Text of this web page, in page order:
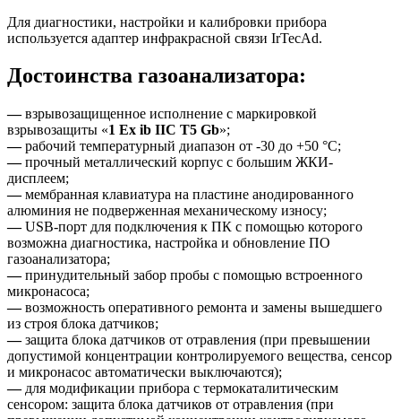
Для диагностики, настройки и калибровки прибора
используется адаптер инфракрасной связи IrTecAd.
Достоинства газоанализатора:
—взрывозащищенное исполнение с маркировкой
взрывозащиты «1 Ex ib IIC T5 Gb»;
—рабочий температурный диапазон от -30 до +50 °C;
—прочный металлический корпус с большим ЖКИ-
дисплеем;
—мембранная клавиатура на пластине анодированного
алюминия не подверженная механическому износу;
—USB-порт для подключения к ПК с помощью которого
возможна диагностика, настройка и обновление ПО
газоанализатора;
—принудительный забор пробы с помощью встроенного
микронасоса;
—возможность оперативного ремонта и замены вышедшего
из строя блока датчиков;
—защита блока датчиков от отравления (при превышении
допустимой концентрации контролируемого вещества, сенсор
и микронасос автоматически выключаются);
—для модификации прибора с термокаталитическим
сенсором: защита блока датчиков от отравления (при